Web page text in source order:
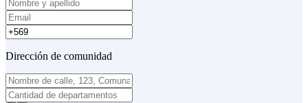
Dirección de comunidad